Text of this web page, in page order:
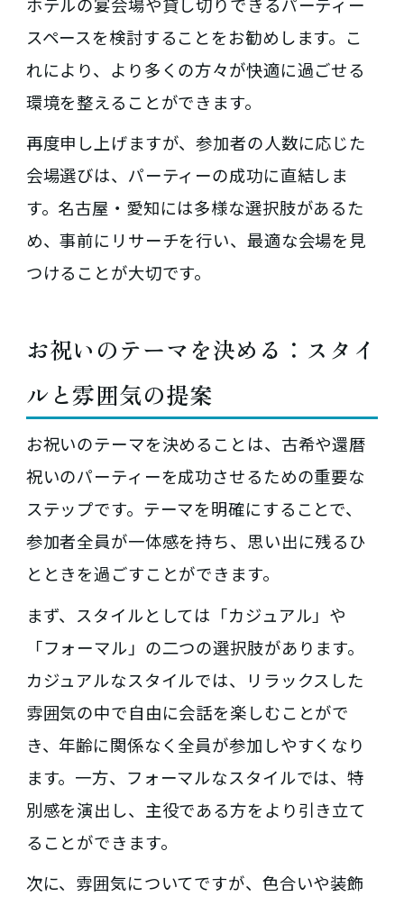
スペースを検討することをお勧めします。こ
れにより、より多くの方々が快適に過ごせる
環境を整えることができます。
再度申し上げますが、参加者の人数に応じた
会場選びは、パーティーの成功に直結しま
す。名古屋・愛知には多様な選択肢があるた
め、事前にリサーチを行い、最適な会場を見
つけることが大切です。
お祝いのテーマを決める：スタイ
ルと雰囲気の提案
お祝いのテーマを決めることは、古希や還暦
祝いのパーティーを成功させるための重要な
ステップです。テーマを明確にすることで、
参加者全員が一体感を持ち、思い出に残るひ
とときを過ごすことができます。
まず、スタイルとしては「カジュアル」や
「フォーマル」の二つの選択肢があります。
カジュアルなスタイルでは、リラックスした
雰囲気の中で自由に会話を楽しむことがで
き、年齢に関係なく全員が参加しやすくなり
ます。一方、フォーマルなスタイルでは、特
別感を演出し、主役である方をより引き立て
ることができます。
次に、雰囲気についてですが、色合いや装飾